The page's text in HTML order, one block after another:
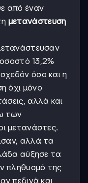
από έναν
μετανάστευση
13,2%
όσο και η
όχι μόνο
αλλά και
των
μετανάστες.
αλλά τα
αύξησε τα
πληθυσμό της
πεδινά και